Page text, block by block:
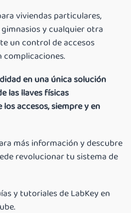
viviendas particulares,
y cualquier otra
un control de accesos
complicaciones.
en una única solución
las llaves físicas
accesos, siempre y en
más información y descubre
revolucionar tu sistema de
y tutoriales de LabKey en